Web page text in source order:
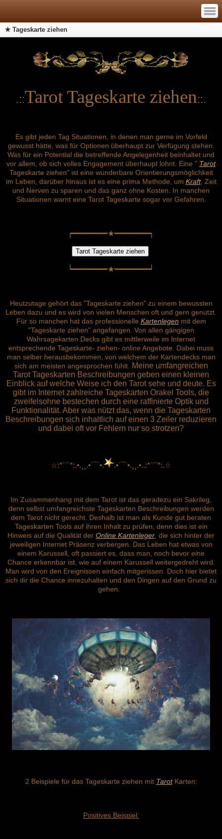
—
—
—
✭ Tageskarte ziehen
.::Tarot Tageskarte ziehen ::.
Es gibt jeden Tag Situationen, in denen man gerne im Vorfeld
gewusst hätte, was für Optionen überhaupt zur Verfügung stehen
Was für ein Potential die betreffende Angelegenheit beinhaltet und
vor allem, ob sich volles Engagement überhaupt lohnt. Eine " Tarot
Tageskarte ziehen" ist eine wunderbare Orientierungsmöglichkeit
im Leben, darüber hinaus ist es eine prima Methode, um Kraft, Zeit
und Nerven zu sparen und das ganz ohne Kosten. In manchen
Situationen warnt eine Tarot Tageskarte sogar vor Gefahren.
┍━━━━━━━★━━━━━━━┑
┕━━━━━━━★━━━━━━━┙
Heutzutage gehört das "Tageskarte ziehen" zu einem bewussten
Leben dazu und es wird von vielen Menschen oft und gern genutzt.
Für so manchen hat das professionelle Kartenlegen mit dem
"Tageskarte ziehen" angefangen. Von allen gängigen
Wahrsagekarten Decks gibt es mittlerweile im Internet
entsprechende Tageskarte- ziehen- online Angebote. Dabei muss
man selber herausbekommen, von welchem der Kartendecks man
sich am meisten angesprochen fühlt.
Meine umfangreichen
Tarot Tageskarten Beschreibungen geben einen kleinen
Einblick auf welche Weise ich den Tarot sehe und deute. Es
gibt im Internet zahlreiche Tageskarten Orakel Tools, die
zweifelsohne bestechen durch eine raffinierte Optik und
Funktionalität. Aber was nützt das, wenn die Tageskarten
Beschreibungen sich inhaltlich auf einen 3 Zeiler reduzieren
und dabei oft vor Fehlern nur so strotzen?
☆:*´¨`*:.•.¸¸.•´¯`•. .•´¯`•.¸¸.•..:*´¨`*:.☆
Im Zusammenhang mit dem Tarot ist das geradezu ein Sakrileg,
denn selbst umfangreichste Tageskarten Beschreibungen werden
dem Tarot nicht gerecht. Deshalb ist man als Kunde gut beraten
Tageskarten Tools auf ihren Inhalt zu prüfen, denn dies ist ein
Hinweis auf die Qualität der Online Kartenleger , die sich hinter der
jeweiligen Internet Präsenz verbergen. Das Leben hat etwas von
einem Karussell, oft passiert es, dass man, noch bevor eine
Chance erkennbar ist, wie auf einem Karussell weitergedreht wird.
Man wird von den Ereignissen einfach mitgerissen. Doch hier bietet
sich dir die Chance innezuhalten und den Dingen auf den Grund zu
gehen.
2 Beispiele für das Tageskarte ziehen mit TarotKarten:
Positives Beispiel: